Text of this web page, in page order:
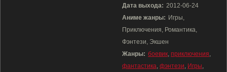
Дата выхода: 2012-06-24
Аниме жанры: Игры,
Приключения, Романтика,
Фэнтези, Экшен
Жанры: боевик, приключения,
фантастика, фэнтези, Игры,